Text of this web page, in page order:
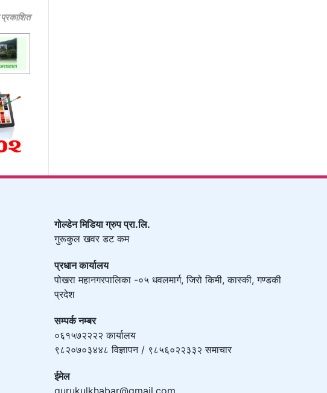
गोल्डेन मिडिया ग्रुप प्रा.लि.
गुरूकुल खवर डट कम
प्रधान कार्यालय
पोखरा महानगरपालिका -०५ धवलमार्ग, जिरो किमी, कास्की, गण्डकी
प्रदेश
सम्पर्क नम्बर
०६१५७२२२२ कार्यालय
९८२०७०३४४८ विज्ञापन / ९८५६०२२३३२ समाचार
ईमेल
gurukulkhabar@gmail.com